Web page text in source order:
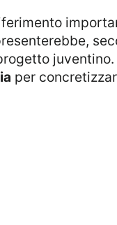
riferimento
per